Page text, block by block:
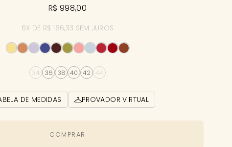
R$ 998,00
6X DE R$ 166,33 SEM JUROS
34 36 38 40 42 44
DE MEDIDAS PROVADOR VIRTUAL
COMPRAR